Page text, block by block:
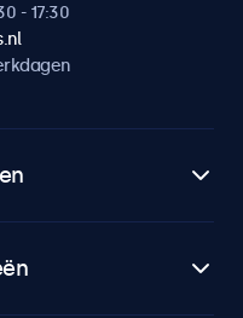
- 17:30